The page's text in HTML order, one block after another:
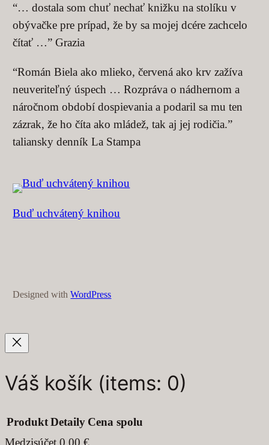
“… dostala som chuť nechať knižku na stolíku v
obývačke pre prípad, že by sa mojej dcére zachcelo
čítať …” Grazia
“Román Biela ako mlieko, červená ako krv zažíva
neuveriteľný úspech … Rozpráva o nádhernom a
náročnom období dospievania a podaril sa mu ten
zázrak, že ho číta ako mládež, tak aj jej rodičia.”
taliansky denník La Stampa
Buď uchvátený knihou
Designed withWordPress
Váš košík (items: 0)
ProduktDetaily Cena spolu